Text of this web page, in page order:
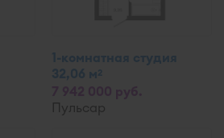
1-комнатная студия
32,06 м2
Пульсар